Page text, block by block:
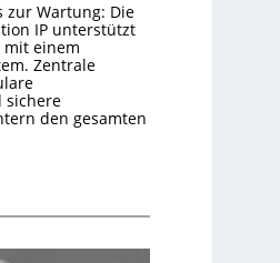
zur Wartung: Die
IP unterstützt
mit einem
Zentrale
sichere
den gesamten